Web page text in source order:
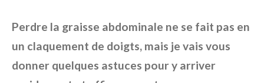
Perdre la graisse abdominale ne se fait pas en
un claquement de doigts, mais je vais vous
donner quelques astuces pour y arriver